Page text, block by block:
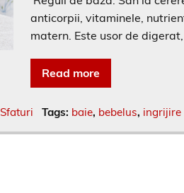
anticorpii, vitaminele,
matern. Este usor de
Read more
Sfaturi Tags: baie, bebelus, ingrijire